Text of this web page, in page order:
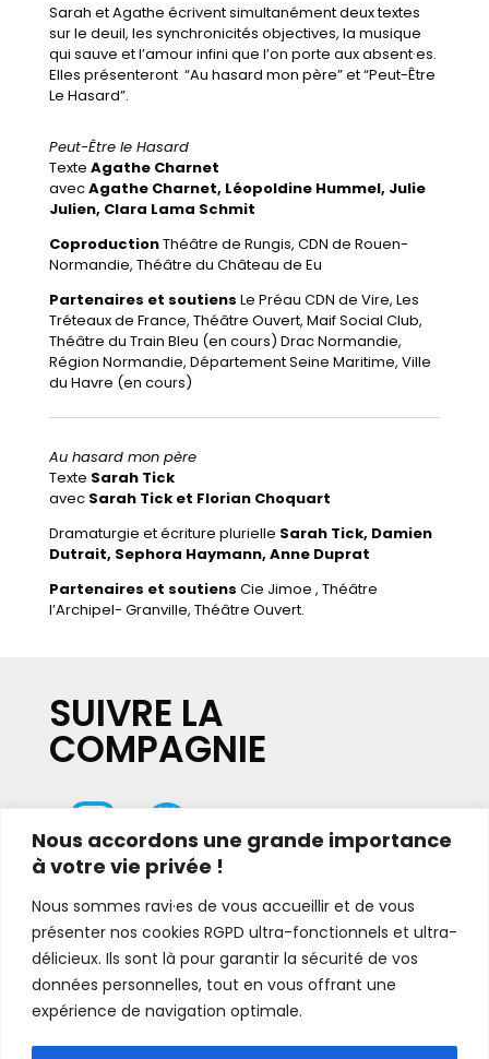
Nous accordons une grande importance
à votre vie privée !
Nous sommes ravi·es de vous accueillir et de vous
présenter nos cookies RGPD ultra-fonctionnels et ultra-
délicieux. Ils sont là pour garantir la sécurité de vos
données personnelles, tout en vous offrant une
expérience de navigation optimale.
Sarah et Agathe écrivent simultanément deux textes
sur le deuil, les synchronicités objectives, la musique
qui sauve et l’amour infini que l’on porte aux absent·es.
Elles présenteront “Au hasard mon père” et “Peut-Être
Le Hasard”.
Peut-Être le Hasard
Texte Agathe Charnet
avecAgathe Charnet, Léopoldine Hummel, Julie
Julien, Clara Lama Schmit
CoproductionThéâtre de Rungis, CDN de Rouen-
Normandie, Théâtre du Château de Eu
Partenaires et soutiens Le Préau CDN de Vire, Les
Tréteaux de France, Théâtre Ouvert, Maif Social Club,
Théâtre du Train Bleu (en cours) Drac Normandie,
Région Normandie, Département Seine Maritime, Ville
du Havre (en cours)
Au hasard mon père
Texte Sarah Tick
avec Sarah Tick et Florian Choquart
Dramaturgie et écriture plurielle Sarah Tick, Damien
Dutrait, Sephora Haymann, Anne Duprat
Partenaires et soutiens Cie Jimoe , Théâtre
l’Archipel- Granville, Théâtre Ouvert.
SUIVRE LA
COMPAGNIE
CONTACTS PRO
//////////////////////////////////////////
Contact diffusion